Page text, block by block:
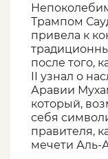
Трампом
привела к
после того,
II узнал о
Аравии
который,
себя
правителя,
мечети Аль-